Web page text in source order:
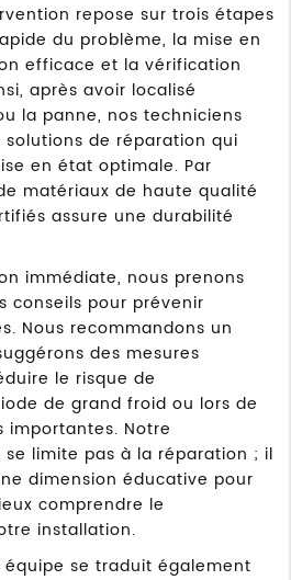
repose sur trois étapes
du problème, la mise en
efficace et la vérification
après avoir localisé
la panne, nos techniciens
de réparation qui
en état optimale. Par
matériaux de haute qualité
assure une durabilité
immédiate, nous prenons
conseils pour prévenir
Nous recommandons un
des mesures
le risque de
de grand froid ou lors de
importantes. Notre
limite pas à la réparation ; il
dimension éducative pour
comprendre le
installation.
se traduit également